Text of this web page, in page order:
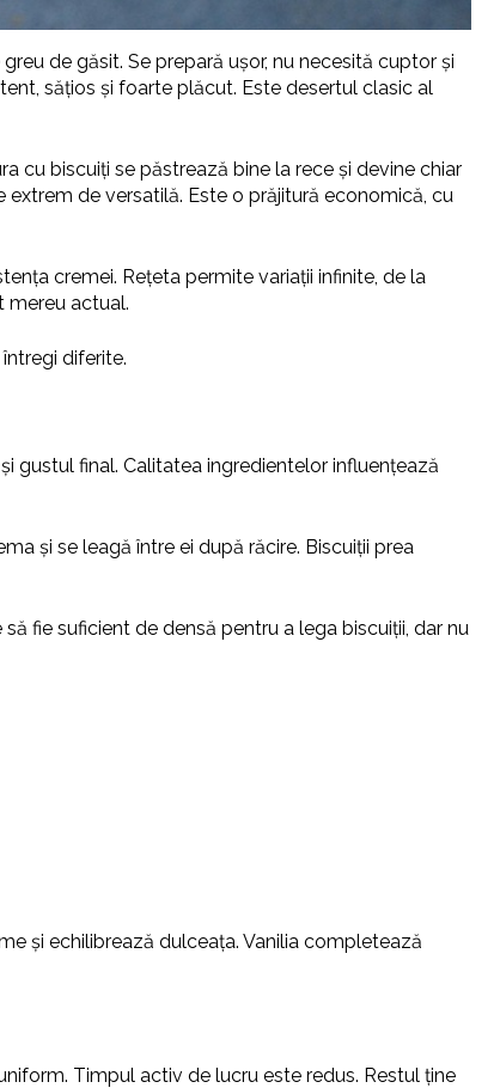
de găsit. Se prepară ușor, nu necesită cuptor și
sățios și foarte plăcut. Este desertul clasic al
cu biscuiți se păstrează bine la rece și devine chiar
de versatilă. Este o prăjitură economică, cu
cremei. Rețeta permite variații infinite, de la
mereu actual.
diferite.
gustul final. Calitatea ingredientelor influențează
și se leagă între ei după răcire. Biscuiții prea
fie suficient de densă pentru a lega biscuiții, dar nu
și echilibrează dulceața. Vanilia completează
Timpul activ de lucru este redus. Restul ține